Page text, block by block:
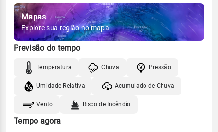
Mapas
Explore sua região no mapa
Previsão do tempo
Temperatura Chuva Pressão
Umidade Relativa Acumulado de Chuva
Vento Risco de Incêndio
Tempo agora